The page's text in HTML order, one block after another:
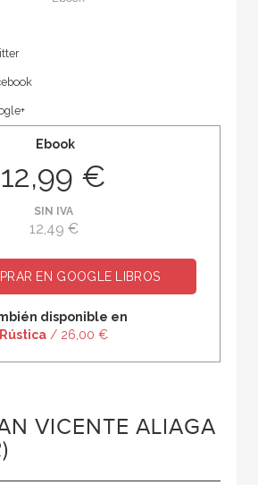
Ebook
12,99 €
SIN IVA
12,49 €
EN GOOGLE LIBROS
disponible en
Rústica / 26,00 €
VICENTE ALIAGA